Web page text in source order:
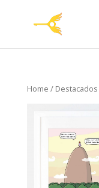
Home / Destacados